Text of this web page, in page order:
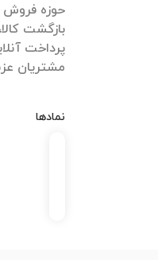
حوزه فروش
پرداخت
مشتریان
نمادها